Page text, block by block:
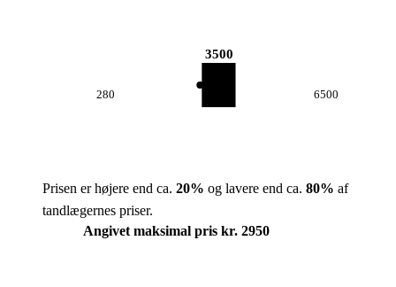
280
3500
6500
Prisen er højere end ca. 20% og lavere end ca. 80% af
tandlægernes priser.
Angivet maksimal pris kr. 2950